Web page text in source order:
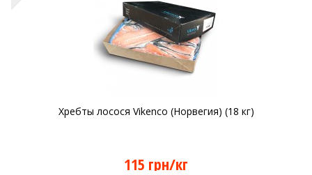
Хребты лосося Vikenco (Норвегия) (18 кг)
115 грн/кг